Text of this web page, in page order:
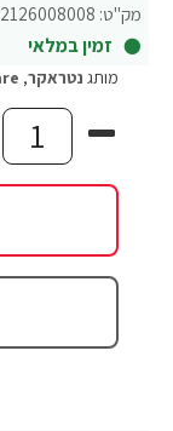
מק"ט:
זמין במלאי
מותג נטראקר,